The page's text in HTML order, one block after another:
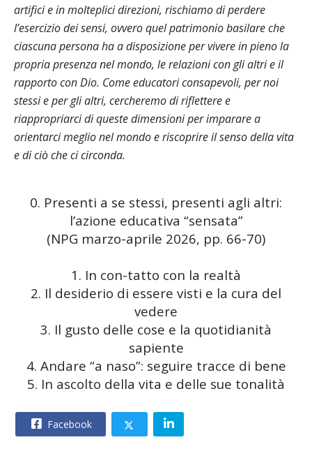
artifici e in molteplici direzioni, rischiamo di perdere
l’esercizio dei sensi, ovvero quel patrimonio basilare che
ciascuna persona ha a disposizione per vivere in pieno la
propria presenza nel mondo, le relazioni con gli altri e il
rapporto con Dio. Come educatori consapevoli, per noi
stessi e per gli altri, cercheremo di riflettere e
riappropriarci di queste dimensioni per imparare a
orientarci meglio nel mondo e riscoprire il senso della vita
e di ciò che ci circonda.
0. Presenti a se stessi, presenti agli altri:
l’azione educativa “sensata”
(NPG marzo-aprile 2026, pp. 66-70)
1. In con-tatto con la realtà
2. Il desiderio di essere visti e la cura del
vedere
3. Il gusto delle cose e la quotidianità
sapiente
4. Andare “a naso”: seguire tracce di bene
5. In ascolto della vita e delle sue tonalità
Facebook